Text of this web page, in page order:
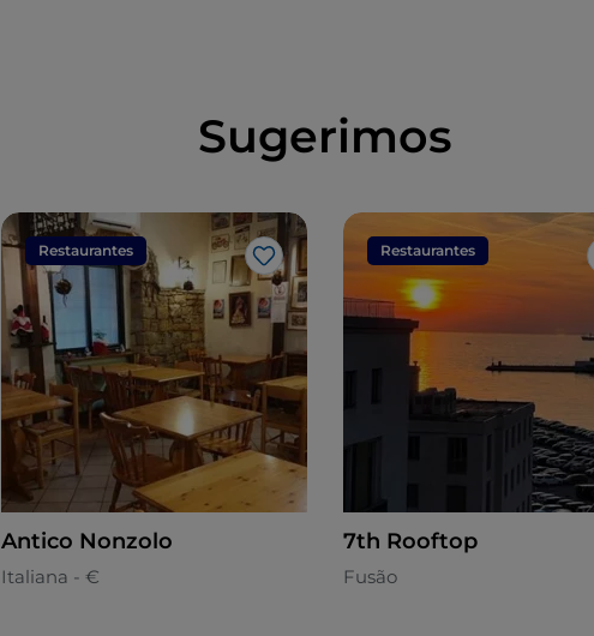
Sugerimos
Restaurantes
Gosto
Antico Nonzolo
Italiana - €
Restaurantes
7th Rooftop
Fusão